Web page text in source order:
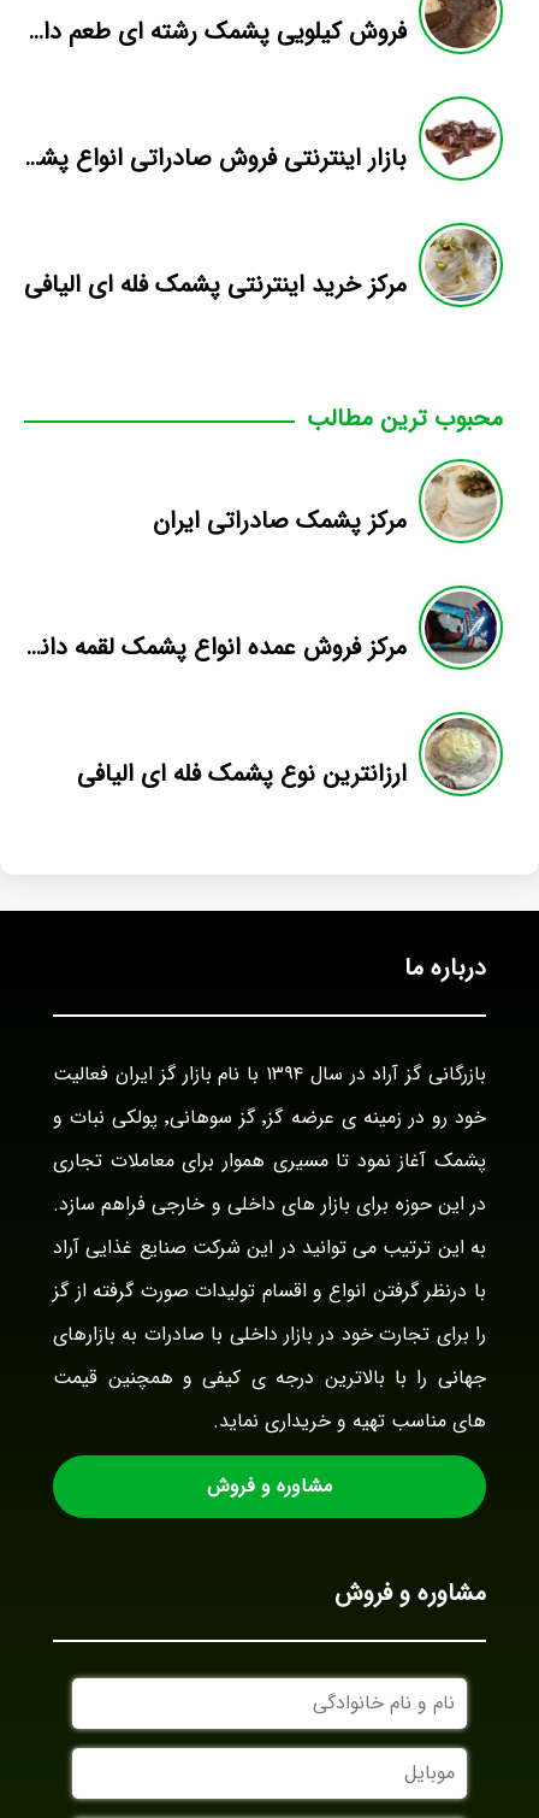
فروش کیلویی پشمک رشته ای طعم دار میوه
بازار اینترنتی فروش صادراتی انواع پشمک الیافی/شکلاتی
مرکز خرید اینترنتی پشمک فله ای الیافی
محبوب ترین مطالب
مرکز پشمک صادراتی ایران
مرکز فروش عمده انواع پشمک لقمه دانش آموزی
ارزانترین نوع پشمک فله ای الیافی
درباره ما
بازرگانی گز آراد در سال ۱۳۹۴ با نام بازار گز ایران فعالیت
خود رو در زمینه ی عرضه گز٬ گز سوهانی٬ پولکی نبات و
پشمک آغاز نمود تا مسیری هموار برای معاملات تجاری
در این حوزه برای بازار های داخلی و خارجی فراهم سازد.
به این ترتیب می توانید در این شرکت صنایع غذایی آراد
با درنظر گرفتن انواع و اقسام تولیدات صورت گرفته از گز
را برای تجارت خود در بازار داخلی با صادرات به بازارهای
جهانی را با بالاترین درجه ی کیفی و همچنین قیمت
های مناسب تهیه و خریداری نماید.
مشاوره و فروش
مشاوره و فروش
نام
و
نام
خانوادگی
موبایل